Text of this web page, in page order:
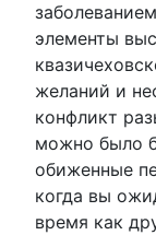
элементы
желаний и
конфликт
можно было
обиженные
когда вы
время как